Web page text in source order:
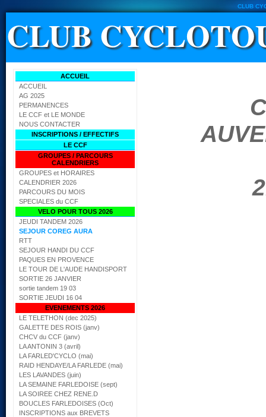
CLUB
CLUB
ACCUEIL
ACCUEIL
AG 2025
PERMANENCES
LE CCF et LE MONDE
NOUS CONTACTER
INSCRIPTIONS / EFFECTIFS
LE CCF
GROUPES / PARCOURS
CALENDRIERS
GROUPES et HORAIRES
CALENDRIER 2026
PARCOURS DU MOIS
SPECIALES du CCF
VELO POUR TOUS 2026
JEUDI TANDEM 2026
SEJOUR COREG AURA
RTT
SEJOUR HANDI DU CCF
PAQUES EN PROVENCE
LE TOUR DE L'AUDE HANDISPORT
SORTIE 26 JANVIER
sortie tandem 19 03
SORTIE JEUDI 16 04
EVENEMENTS 2026
LE TELETHON (dec 2025)
GALETTE DES ROIS (janv)
CHCV du CCF (janv)
LA ANTONIN 3 (avril)
LA FARLED'CYCLO (mai)
RAID HENDAYE/LA FARLEDE (mai)
LES LAVANDES (juin)
LA SEMAINE FARLEDOISE (sept)
LA SOIREE CHEZ RENE.D
BOUCLES FARLEDOISES (Oct)
INSCRIPTIONS aux BREVETS